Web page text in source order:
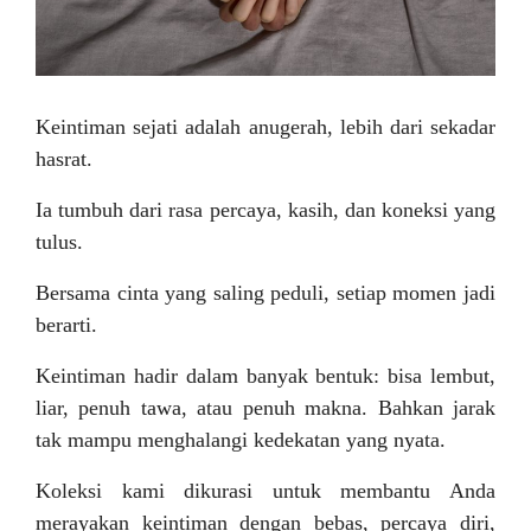
Keintiman sejati adalah anugerah, lebih dari sekadar
hasrat.
Ia tumbuh dari rasa percaya, kasih, dan koneksi yang
tulus.
Bersama cinta yang saling peduli, setiap momen jadi
berarti.
Keintiman hadir dalam banyak bentuk: bisa lembut,
liar, penuh tawa, atau penuh makna. Bahkan jarak
tak mampu menghalangi kedekatan yang nyata.
Koleksi kami dikurasi untuk membantu Anda
merayakan keintiman dengan bebas, percaya diri,